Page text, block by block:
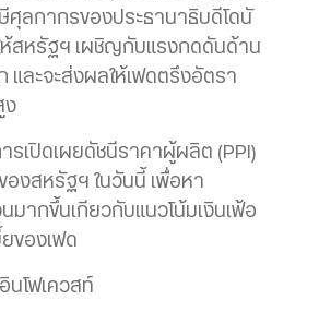
ศุลกากรของประธานาธิบดีโดนั
ห้สหรัฐฯ เผชิญกับแรงกดดันด้าน
และจะส่งผลให้เฟดตรึงอัตรา
ง
รเปิดเผยดัชนีราคาผู้ผลิต (PPI)
องสหรัฐฯ ในวันนี้ เพื่อหา
ากขึ้นเกียวกับแนวโน้มเงินเฟ้อ
ของเฟด
นโฟเควสท์